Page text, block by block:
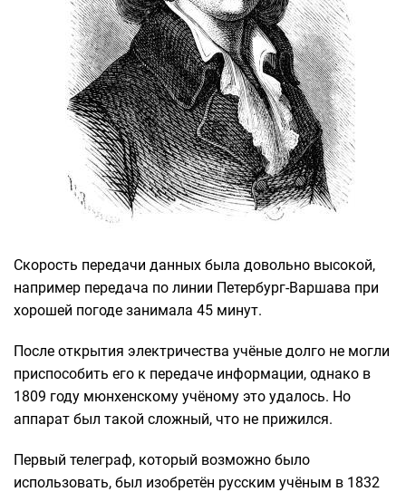
Скорость передачи данных была довольно высокой,
например передача по линии Петербург-Варшава при
хорошей погоде занимала 45 минут.
После открытия электричества учёные долго не могли
приспособить его к передаче информации, однако в
1809 году мюнхенскому учёному это удалось. Но
аппарат был такой сложный, что не прижился.
Первый телеграф, который возможно было
использовать, был изобретён русским учёным в 1832